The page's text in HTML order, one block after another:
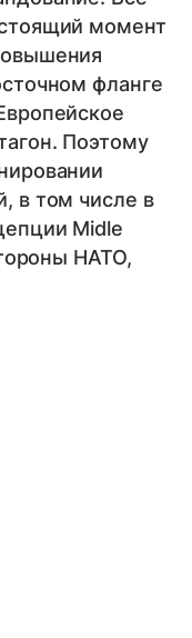
момент
фланге
Поэтому
в том числе в
Midle
НАТО,